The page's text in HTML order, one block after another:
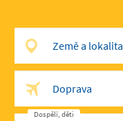
Země a lokalita
Doprava
Doprava
Dospělí, děti